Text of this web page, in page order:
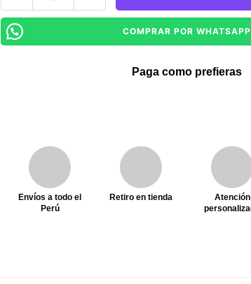
COMPRAR POR WHATSAPP
Paga como prefieras
Envíos a todo el
Perú
Retiro en tienda
Atención